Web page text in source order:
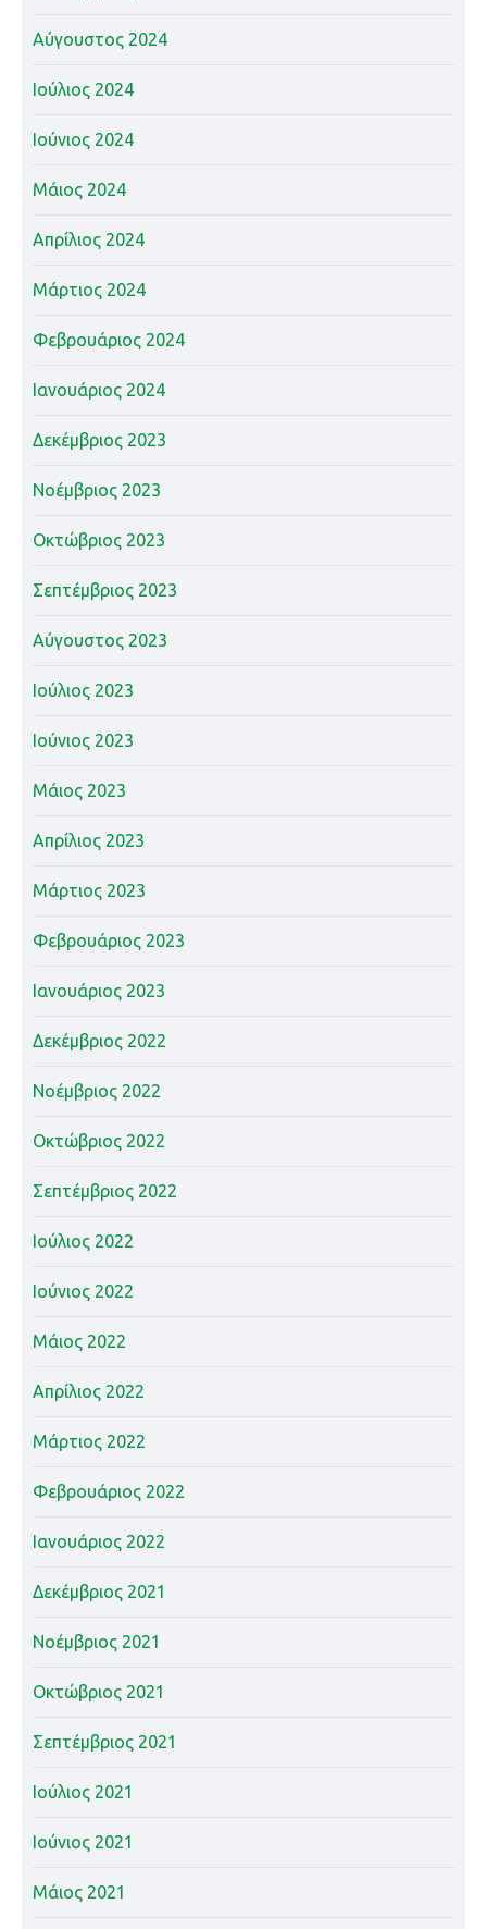
Αύγουστος 2024
Ιούλιος 2024
Ιούνιος 2024
Μάιος 2024
Απρίλιος 2024
Μάρτιος 2024
Φεβρουάριος 2024
Ιανουάριος 2024
Δεκέμβριος 2023
Νοέμβριος 2023
Οκτώβριος 2023
Σεπτέμβριος 2023
Αύγουστος 2023
Ιούλιος 2023
Ιούνιος 2023
Μάιος 2023
Απρίλιος 2023
Μάρτιος 2023
Φεβρουάριος 2023
Ιανουάριος 2023
Δεκέμβριος 2022
Νοέμβριος 2022
Οκτώβριος 2022
Σεπτέμβριος 2022
Ιούλιος 2022
Ιούνιος 2022
Μάιος 2022
Απρίλιος 2022
Μάρτιος 2022
Φεβρουάριος 2022
Ιανουάριος 2022
Δεκέμβριος 2021
Νοέμβριος 2021
Οκτώβριος 2021
Σεπτέμβριος 2021
Ιούλιος 2021
Ιούνιος 2021
Μάιος 2021